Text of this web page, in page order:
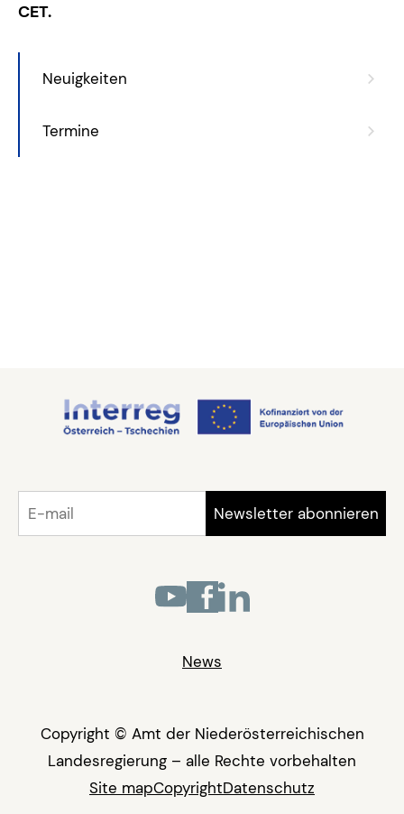
Neuigkeiten
Termine
CET.
News
Copyright © Amt der Niederösterreichischen
Landesregierung – alle Rechte vorbehalten
Site mapCopyrightDatenschutz